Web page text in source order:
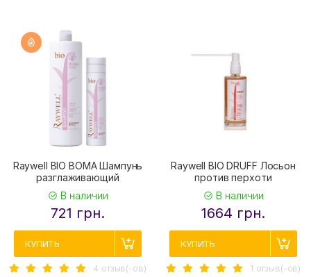
Raywell BIO BOMA Шампунь
разглаживающий
В наличии
721 грн.
КУПИТЬ
4 отзыв(-ов)
Raywell BIO DRUFF Лосьон
против перхоти
В наличии
1664 грн.
КУПИТЬ
1 отзыв(-ов)